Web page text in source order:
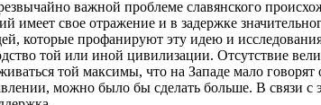
важной проблеме славянского
имеет свое отражение и в задержке
которые профанируют эту идею и
той или иной цивилизации. Отсутствие
той максимы, что на Западе мало
можно было бы сделать больше. В связи с